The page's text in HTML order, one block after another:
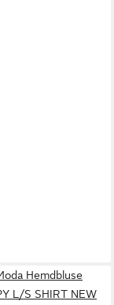
Hemdbluse
L/S SHIRT NEW